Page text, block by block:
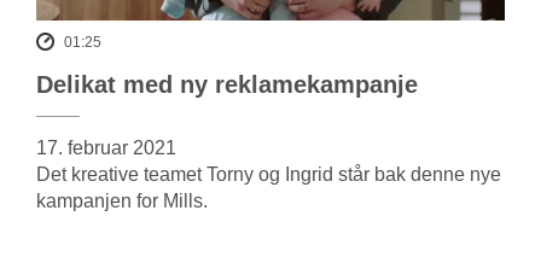
01:25
Delikat med ny reklamekampanje
17. februar 2021
Det kreative teamet Torny og Ingrid står bak denne nye
kampanjen for Mills.